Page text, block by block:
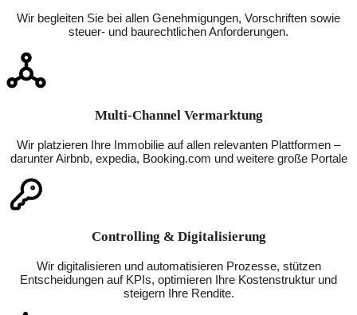
Wir begleiten Sie bei allen Genehmigungen, Vorschriften sowie
steuer- und baurechtlichen Anforderungen.
Multi-Channel Vermarktung
Wir platzieren Ihre Immobilie auf allen relevanten Plattformen –
darunter Airbnb, expedia, Booking.com und weitere große Portale
Controlling & Digitalisierung
Wir digitalisieren und automatisieren Prozesse, stützen
Entscheidungen auf KPIs, optimieren Ihre Kostenstruktur und
steigern Ihre Rendite.